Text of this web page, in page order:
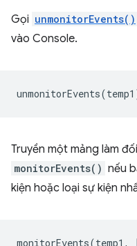
Gọi unmonitorEvents()
vào Console.
unmonitorEvents(temp1
Truyền một mảng làm
monitorEvents() nếu
kiện hoặc loại sự kiện
monitorEvents(temp1 ,